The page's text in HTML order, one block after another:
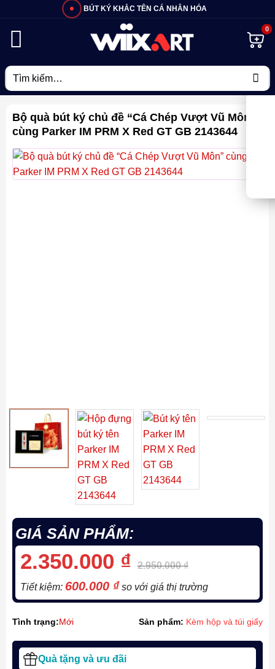
BÚT KÝ KHẮC TÊN CÁ NHÂN HÓA
Tìm
kiếm:
Bộ quà bút ký chủ đề “Cá Chép Vượt Vũ Môn”
cùng Parker IM PRM X Red GT GB 2143644
GIÁ SẢN PHẨM:
2.350.000 ₫ 2.950.000₫
Tiết kiệm: 600.000 ₫so với giá thị trường
Tình trạng:Mới Sản phẩm: Kèm hộp và túi giấy
Quà tặng và ưu đãi